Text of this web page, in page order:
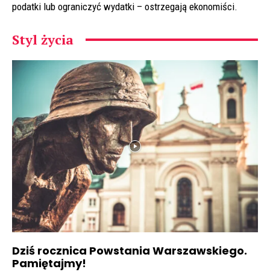
podatki lub ograniczyć wydatki – ostrzegają ekonomiści.
Styl życia
Dziś rocznica Powstania Warszawskiego.
Pamiętajmy!